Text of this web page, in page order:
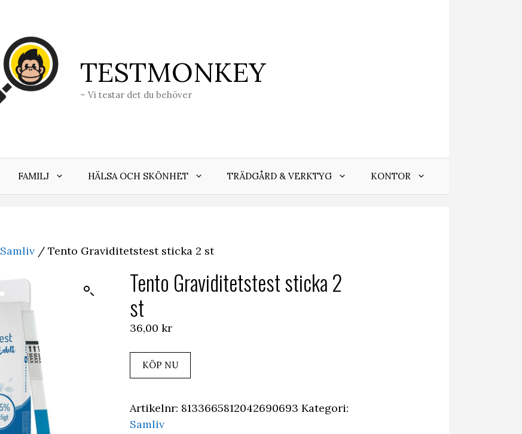
TESTMONKEY
– Vi testar det du behöver
FAMILJ HÄLSA OCH SKÖNHET TRÄDGÅRD & VERKTYG KONTOR
Samliv / Tento Graviditetstest sticka 2 st
Tento Graviditetstest sticka 2
st
36,00 kr
KÖP NU
Artikelnr: 8133665812042690693 Kategori:
Samliv